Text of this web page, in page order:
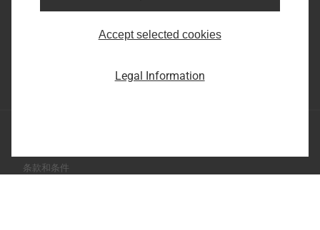
您可以举报违反人权或环境义务的行为、其他违法行为
在违法行为和/或风险。
诉程序规则。
毅结特紧固件系统（太仓）有限公司
江苏省太仓市娄东街道发达路165号，邮编215413
条款和条件
Accept selected cookies
Legal Information